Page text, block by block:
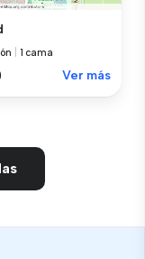
1 cama
Ver más